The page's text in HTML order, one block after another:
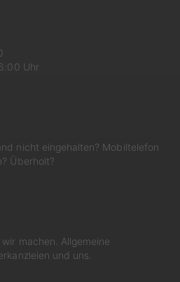
Uhr
nicht eingehalten? Mobiltelefon
Überholt?
machen. Allgemeine
und uns.